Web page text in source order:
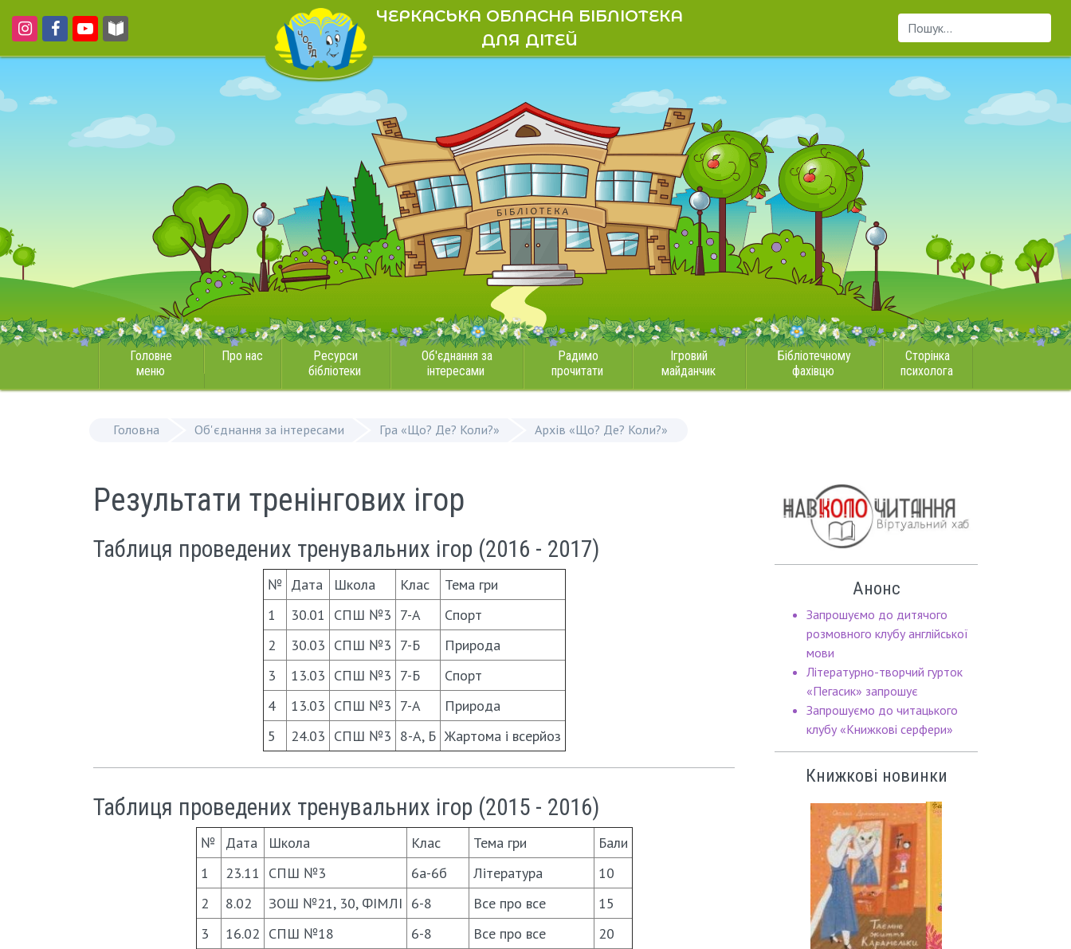
ЧЕРКАСЬКА ОБЛАСНА БІБЛІОТЕКА
ДЛЯ ДІТЕЙ
Пошук...
Головне
меню
Про нас
Ресурси
бібліотеки
Об'єднання за
інтересами
Радимо
прочитати
Ігровий
майданчик
Бібліотечному
фахівцю
Сторінка
психолога
Головна Об'єднання за інтересами Гра «Що? Де? Коли?» Архів «Що? Де? Коли?»
Результати тренінгових ігор
Таблиця проведених тренувальних ігор (2016 - 2017)
№ Дата Школа Клас
Тема гри
1
30.01 СПШ №3 7-А
Спорт
2
30.03 СПШ №3 7-Б
Природа
3
13.03 СПШ №3 7-Б
Спорт
4
13.03 СПШ №3 7-А
Природа
5
24.03 СПШ №3 8-А, Б Жартома і всерйоз
Таблиця проведених тренувальних ігор (2015 - 2016)
№ Дата Школа Клас Тема гри
Бали
1
23.11 СПШ №3 6а-6б Література
10
2
8.02 ЗОШ №21, 30, ФІМЛІ 6-8 Все про все
15
3
16.02 СПШ №18 6-8 Все про все
20
Анонс
Запрошуємо до дитячого
розмовного клубу англійської
мови
Літературно-творчий гурток
«Пегасик» запрошує
Запрошуємо до читацького
клубу «Книжкові серфери»
Книжкові новинки